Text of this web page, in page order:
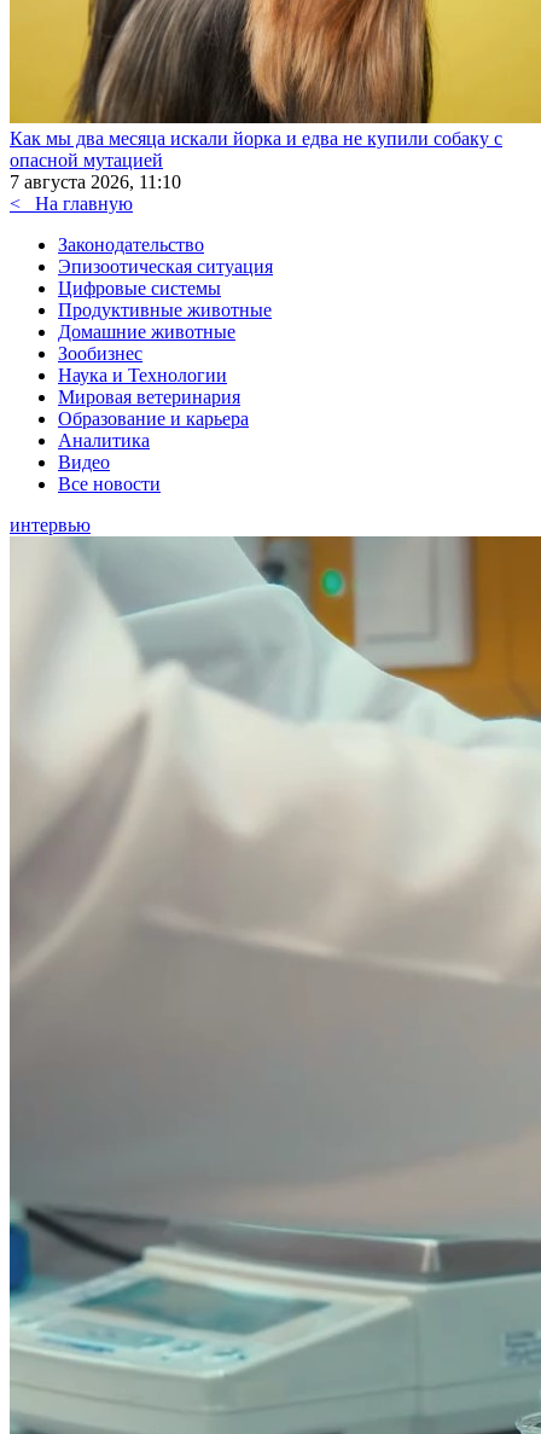
Как мы два месяца искали йорка и едва не купили собаку с
опасной мутацией
7 августа 2026, 11:10
<
На главную
Законодательство
Эпизоотическая ситуация
Цифровые системы
Продуктивные животные
Домашние животные
Зообизнес
Наука и Технологии
Мировая ветеринария
Образование и карьера
Аналитика
Видео
Все новости
интервью